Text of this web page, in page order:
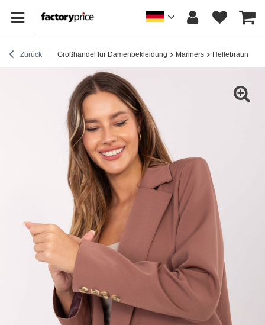
Zurück Großhandel für Damenbekleidung Mariners Hellebraune